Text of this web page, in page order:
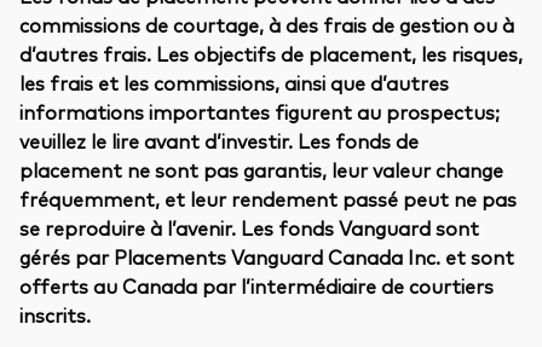
commissions de courtage, à des frais de gestion ou à
d’autres frais. Les objectifs de placement, les risques,
les frais et les commissions, ainsi que d’autres
informations importantes figurent au prospectus;
veuillez le lire avant d’investir. Les fonds de
placement ne sont pas garantis, leur valeur change
fréquemment, et leur rendement passé peut ne pas
se reproduire à l’avenir. Les fonds Vanguard sont
gérés par Placements Vanguard Canada Inc. et sont
offerts au Canada par l’intermédiaire de courtiers
inscrits.